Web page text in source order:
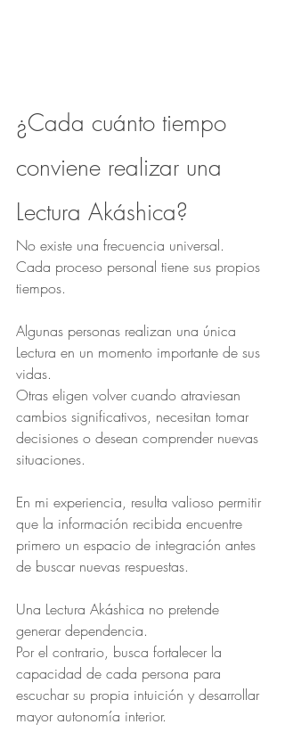
¿Cada cuánto tiempo
conviene realizar una
Lectura Akáshica?
No existe una frecuencia universal.
Cada proceso personal tiene sus propios
tiempos.
Algunas personas realizan una única
Lectura en un momento importante de sus
vidas.
Otras eligen volver cuando atraviesan
cambios significativos, necesitan tomar
decisiones o desean comprender nuevas
situaciones.
En mi experiencia, resulta valioso permitir
que la información recibida encuentre
primero un espacio de integración antes
de buscar nuevas respuestas.
Una Lectura Akáshica no pretende
generar dependencia.
Por el contrario, busca fortalecer la
capacidad de cada persona para
escuchar su propia intuición y desarrollar
mayor autonomía interior.